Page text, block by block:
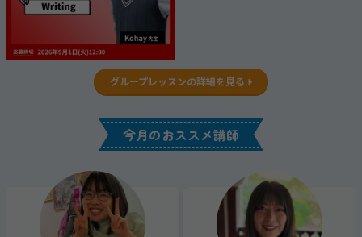
グループレッスンの詳細を見る
今月のおススメ講師